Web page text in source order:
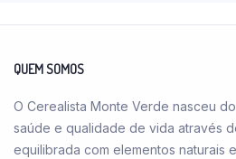
ser
na
QUEM SOMOS
O Cerealista Monte Verde nasceu
saúde e qualidade de vida através
equilibrada com elementos naturais